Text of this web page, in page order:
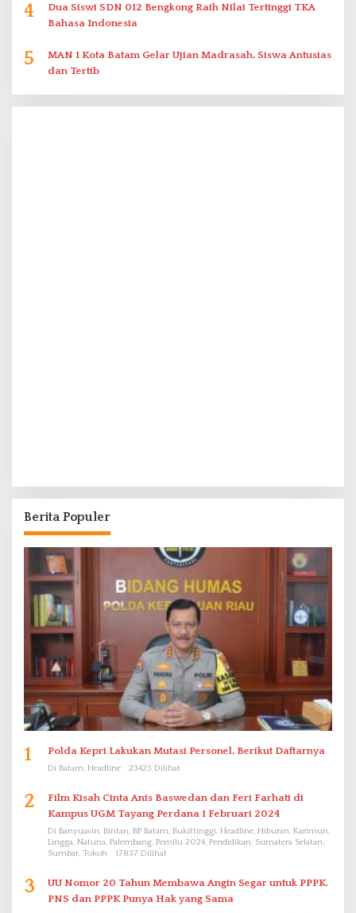
4
Dua Siswi SDN 012 Bengkong Raih Nilai Tertinggi TKA
Bahasa Indonesia
5
MAN 1 Kota Batam Gelar Ujian Madrasah, Siswa Antusias
dan Tertib
Berita Populer
1 Polda Kepri Lakukan Mutasi Personel, Berikut Daftarnya
Di Batam, Headline 23423 Dilihat
2
Film Kisah Cinta Anis Baswedan dan Feri Farhati di
Kampus UGM Tayang Perdana 1 Februari 2024
Di Banyuasin, Bintan, BP Batam, Bukittinggi, Headline, Hiburan, Karimun,
Lingga, Natuna, Palembang, Pemilu 2024, Pendidikan, Sumatera Selatan,
Sumbar, Tokoh
17837 Dilihat
3
UU Nomor 20 Tahun Membawa Angin Segar untuk PPPK.
PNS dan PPPK Punya Hak yang Sama